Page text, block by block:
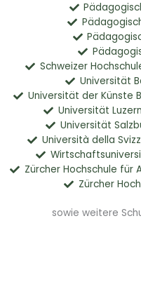
Schweizer
Universität
Universität der Künste
Universität Luzern
Universität
Università della
Zürcher Hochschule für
Zürcher
sowie weitere